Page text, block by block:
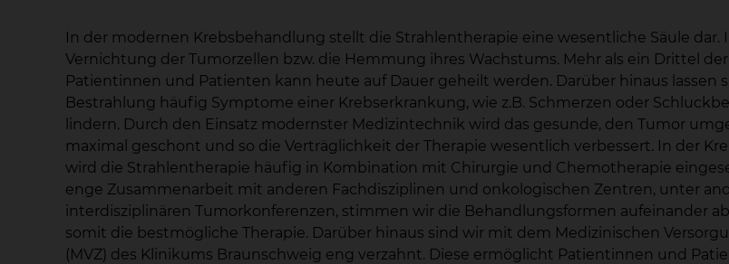
In der modernen Krebsbehandlung stellt die Strahlentherapie eine wesentliche Säule dar.
Vernichtung der Tumorzellen bzw. die Hemmung ihres Wachstums. Mehr als ein Drittel
Patientinnen und Patienten kann heute auf Dauer geheilt werden. Darüber hinaus lassen
Bestrahlung häufig Symptome einer Krebserkrankung, wie z.B. Schmerzen oder
lindern. Durch den Einsatz modernster Medizintechnik wird das gesunde, den Tumor
maximal geschont und so die Verträglichkeit der Therapie wesentlich verbessert. In der
wird die Strahlentherapie häufig in Kombination mit Chirurgie und Chemotherapie
enge Zusammenarbeit mit anderen Fachdisziplinen und onkologischen Zentren, unter
interdisziplinären Tumorkonferenzen, stimmen wir die Behandlungsformen aufeinander
somit die bestmögliche Therapie. Darüber hinaus sind wir mit dem Medizinischen
(MVZ) des Klinikums Braunschweig eng verzahnt. Diese ermöglicht Patientinnen und